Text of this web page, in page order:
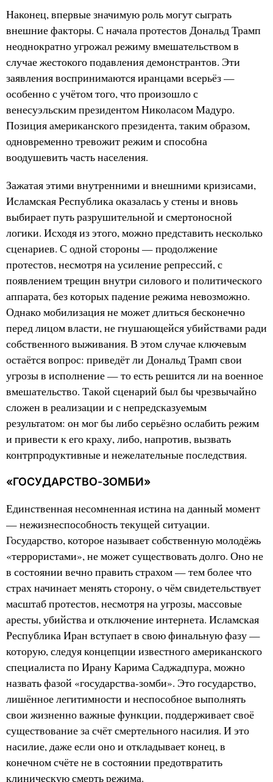
Наконец, впервые значимую роль могут сыграть
внешние факторы. С начала протестов Дональд Трамп
неоднократно угрожал режиму вмешательством в
случае жестокого подавления демонстрантов. Эти
заявления воспринимаются иранцами всерьёз —
особенно с учётом того, что произошло с
венесуэльским президентом Николасом Мадуро.
Позиция американского президента, таким образом,
одновременно тревожит режим и способна
воодушевить часть населения.
Зажатая этими внутренними и внешними кризисами,
Исламская Республика оказалась у стены и вновь
выбирает путь разрушительной и смертоносной
логики. Исходя из этого, можно представить несколько
сценариев. С одной стороны — продолжение
протестов, несмотря на усиление репрессий, с
появлением трещин внутри силового и политического
аппарата, без которых падение режима невозможно.
Однако мобилизация не может длиться бесконечно
перед лицом власти, не гнушающейся убийствами ради
собственного выживания. В этом случае ключевым
остаётся вопрос: приведёт ли Дональд Трамп свои
угрозы в исполнение — то есть решится ли на военное
вмешательство. Такой сценарий был бы чрезвычайно
сложен в реализации и с непредсказуемым
результатом: он мог бы либо серьёзно ослабить режим
и привести к его краху, либо, напротив, вызвать
контрпродуктивные и нежелательные последствия.
«ГОСУДАРСТВО-ЗОМБИ»
Единственная несомненная истина на данный момент
— нежизнеспособность текущей ситуации.
Государство, которое называет собственную молодёжь
«террористами», не может существовать долго. Оно не
в состоянии вечно править страхом — тем более что
страх начинает менять сторону, о чём свидетельствует
масштаб протестов, несмотря на угрозы, массовые
аресты, убийства и отключение интернета. Исламская
Республика Иран вступает в свою финальную фазу —
которую, следуя концепции известного американского
специалиста по Ирану Карима Саджадпура, можно
назвать фазой «государства-зомби». Это государство,
лишённое легитимности и неспособное выполнять
свои жизненно важные функции, поддерживает своё
существование за счёт смертельного насилия. И это
насилие, даже если оно и откладывает конец, в
конечном счёте не в состоянии предотвратить
клиническую смерть режима.